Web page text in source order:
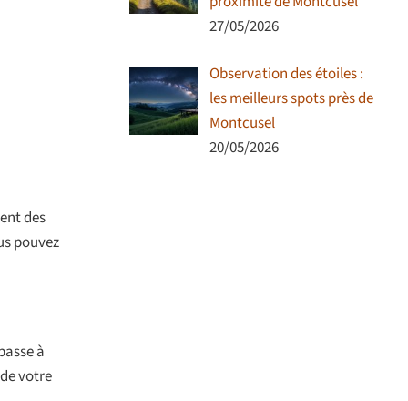
des
pouvez
à
votre
27/05/2026
Observation des étoiles :
les meilleurs spots près de
Montcusel
20/05/2026